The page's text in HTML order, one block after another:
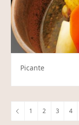
Picante
1 2 3 4